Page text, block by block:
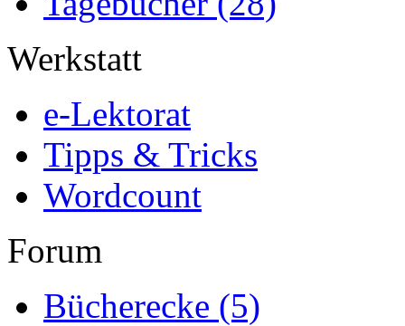
Werkstatt
e-Lektorat
Tipps & Tricks
Wordcount
Forum
Bücherecke (5)